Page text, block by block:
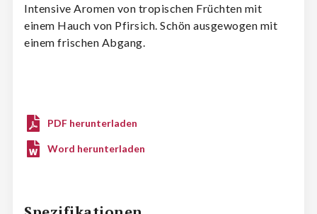
Intensive Aromen von tropischen Früchten mit
einem Hauch von Pfirsich. Schön ausgewogen mit
einem frischen Abgang.
PDF herunterladen
Word herunterladen